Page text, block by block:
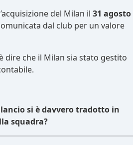
del Milan il 31 agosto
dal club per un valore
dire che il Milan sia stato gestito
si è davvero tradotto in
squadra?